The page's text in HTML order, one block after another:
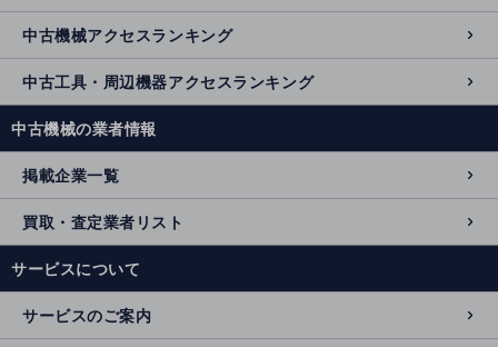
中古機械アクセスランキング
中古工具・周辺機器アクセスランキング
中古機械の業者情報
掲載企業一覧
買取・査定業者リスト
サービスについて
サービスのご案内